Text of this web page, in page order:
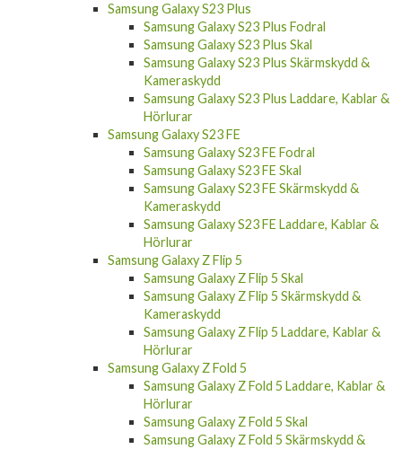
Samsung Galaxy S23 Plus Fodral
Samsung Galaxy S23 Plus Skal
Samsung Galaxy S23 Plus Skärmskydd &
Kameraskydd
Samsung Galaxy S23 Plus Laddare, Kablar &
Hörlurar
Samsung Galaxy S23 FE
Samsung Galaxy S23 FE Fodral
Samsung Galaxy S23 FE Skal
Samsung Galaxy S23 FE Skärmskydd &
Kameraskydd
Samsung Galaxy S23 FE Laddare, Kablar &
Hörlurar
Samsung Galaxy Z Flip 5
Samsung Galaxy Z Flip 5 Skal
Samsung Galaxy Z Flip 5 Skärmskydd &
Kameraskydd
Samsung Galaxy Z Flip 5 Laddare, Kablar &
Hörlurar
Samsung Galaxy Z Fold 5
Samsung Galaxy Z Fold 5 Laddare, Kablar &
Hörlurar
Samsung Galaxy Z Fold 5 Skal
Samsung Galaxy Z Fold 5 Skärmskydd &
Kameraskydd